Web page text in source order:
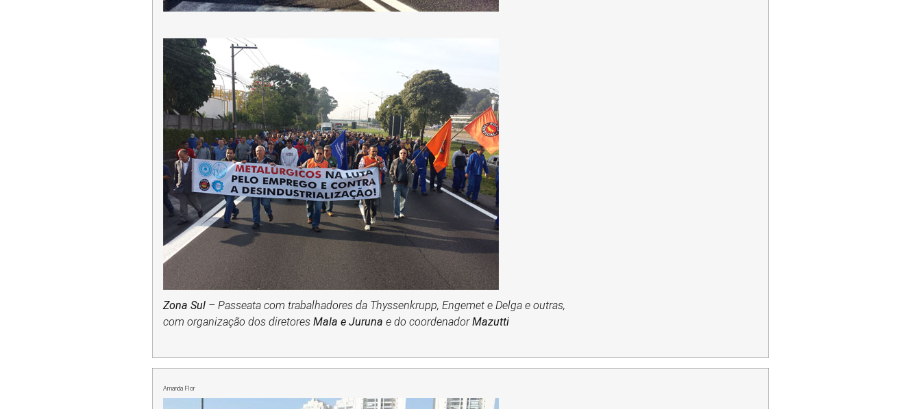
Zona Sul – Passeata com trabalhadores da Thyssenkrupp, Engemet e Delga e outras,
com organização dos diretores Mala e Juruna e do coordenadorMazutti
Amanda Flor